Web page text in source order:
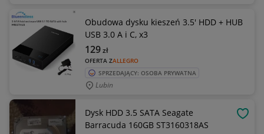
Obudowa dysku kieszeń 3.5' HDD + HUB
USB 3.0 A i C, x3
OFERTA ZALLEGRO
129zł
SPRZEDAJĄCY: OSOBA PRYWATNA
Lubin
Dysk HDD 3.5 SATA Seagate
Barracuda 160GB ST3160318AS